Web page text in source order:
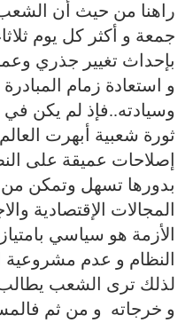
راهنا من حيث أن
جمعة و أكثر كل يوم
بإحداث تغيير جذري
و استعادة زمام
وسيادته..فإذ لم يكن
ثورة شعبية أبهرت
إصلاحات عميقة على
بدورها تسهل وتمكن من
المجالات الإقتصادية
الأزمة هو سياسي
النظام و عدم مشروعية
لذلك ترى الشعب يطالب
و خرجاته و من ثم